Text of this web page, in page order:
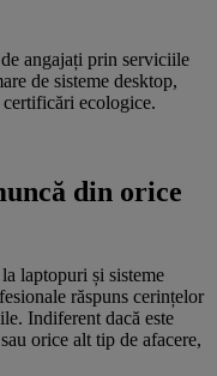
angajați prin serviciile
de sisteme desktop,
ecologice.
din orice
laptopuri și sisteme
răspuns cerințelor
Indiferent dacă este
orice alt tip de afacere,